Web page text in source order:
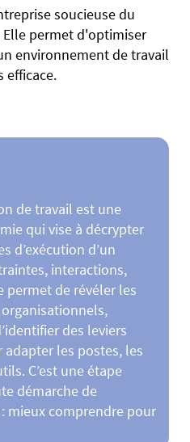
soucieuse du
Elle permet d'optimiser
environnement de travail
efficace.
de travail est une
qui vise à décrypter
d’exécution d’un
interactions,
permet de révéler les
des leviers
adapter les postes, les
C’est une étape
démarche de
mieux comprendre pour